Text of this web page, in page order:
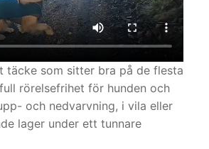
täcke som sitter bra på de flesta
rörelsefrihet för hunden och
och nedvarvning, i vila eller
lager under ett tunnare